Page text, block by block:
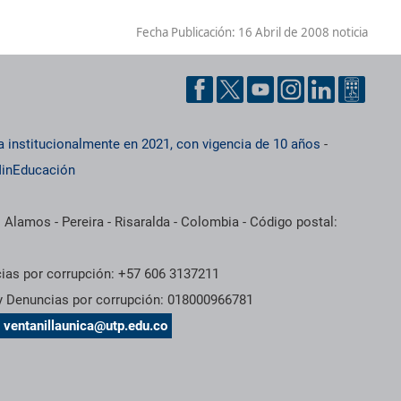
Fecha Publicación: 16 Abril de 2008 noticia
institucionalmente en 2021, con vigencia de 10 años -
- Pereira - Risaralda - Colombia - Código postal:
por corrupción: +57 606 3137211
por corrupción: 018000966781
ventanillaunica@utp.edu.co